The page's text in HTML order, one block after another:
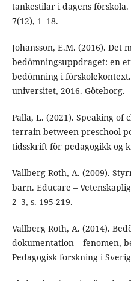
tankestilar i dagens
7(12), 1–18.
Johansson, E.M. (2016). Det
bedömningsuppdraget: en
bedömning i
universitet, 2016. Göteborg.
Palla, L. (2021). Speaking of
terrain between preschool
tidsskrift för pedagogikk og
Vallberg Roth, A. (2009).
barn. Educare –
2–3, s. 195-219.
Vallberg Roth, A. (2014).
dokumentation – fenomen,
Pedagogisk forskning i